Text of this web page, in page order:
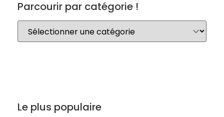
Parcourir par catégorie !
Le plus populaire